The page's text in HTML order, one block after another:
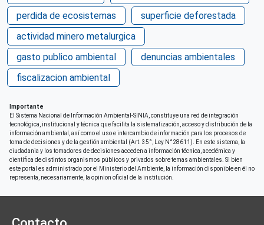
perdida de ecosistemas
superficie deforestada
actividad minero metalurgica
gasto publico ambiental
denuncias ambientales
fiscalizacion ambiental
Importante
El Sistema Nacional de Información Ambiental-SINIA, constituye una red de integración
tecnológica, institucional y técnica que facilita la sistematización, acceso y distribución de la
información ambiental, así como el uso e intercambio de información para los procesos de
toma de decisiones y de la gestión ambiental (Art. 35°, Ley N°28611). En este sistema, la
ciudadania y los tomadores de decisiones acceden a información técnica, acedémica y
científica de distintos organismos públicos y privados sobre temas ambientales. Si bien
este portal es administrado por el Ministerio del Ambiente, la información disponible en él no
representa, necesariamente, la opinion oficial de la institución.